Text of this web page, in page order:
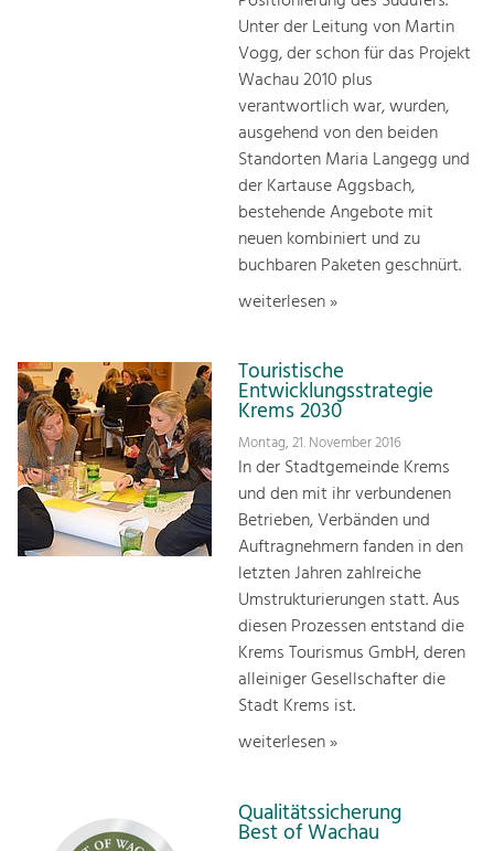
Unter der Leitung von Martin
Vogg, der schon für das Projekt
Wachau 2010 plus
verantwortlich war, wurden,
ausgehend von den beiden
Standorten Maria Langegg und
der Kartause Aggsbach,
bestehende Angebote mit
neuen kombiniert und zu
buchbaren Paketen geschnürt.
weiterlesen »
Touristische
Entwicklungsstrategie
Krems 2030
Montag, 21. November 2016
In der Stadtgemeinde Krems
und den mit ihr verbundenen
Betrieben, Verbänden und
Auftragnehmern fanden in den
letzten Jahren zahlreiche
Umstrukturierungen statt. Aus
diesen Prozessen entstand die
Krems Tourismus GmbH, deren
alleiniger Gesellschafter die
Stadt Krems ist.
weiterlesen »
Qualitätssicherung
Best of Wachau